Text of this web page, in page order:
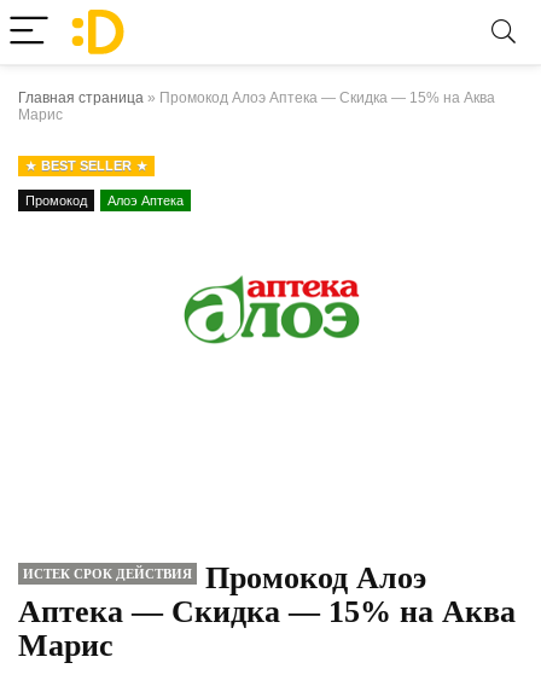
Главная страница » Промокод Алоэ Аптека — Скидка — 15% на Аква
Марис
BEST SELLER
Промокод Алоэ Аптека
ИСТЕК СРОК ДЕЙСТВИЯ
Промокод Алоэ
Аптека — Скидка — 15% на Аква
Марис